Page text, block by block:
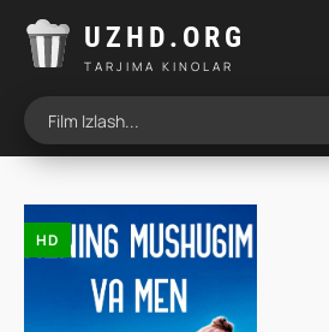
UZHD.ORG
TARJIMA KINOLAR
HD